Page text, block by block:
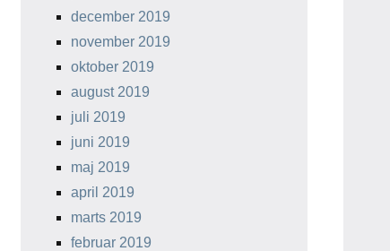
december 2019
november 2019
oktober 2019
august 2019
juli 2019
juni 2019
maj 2019
april 2019
marts 2019
februar 2019